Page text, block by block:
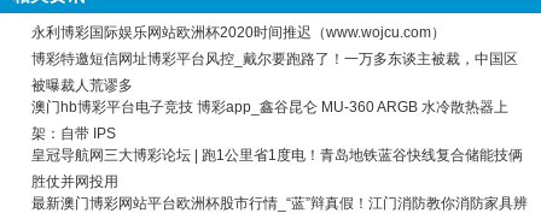
永利博彩国际娱乐网站欧洲杯2020时间推迟（www.wojcu.com）
博彩特邀短信网址博彩平台风控_戴尔要跑路了！一万多东谈主被裁，中国区
被曝裁人荒谬多
澳门hb博彩平台电子竞技 博彩app_鑫谷昆仑 MU-360 ARGB 水冷散热器上
架：自带 IPS
皇冠导航网三大博彩论坛 | 跑1公里省1度电！青岛地铁蓝谷快线复合储能技俩
胜仗并网投用
最新澳门博彩网站平台欧洲杯股市行情_“蓝”辩真假！江门消防教你消防家具辨